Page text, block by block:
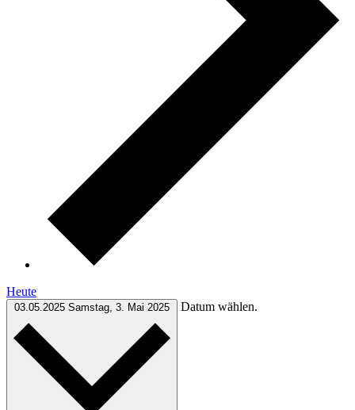
Heute
03.05.2025 Samstag, 3. Mai 2025 Datum wählen.